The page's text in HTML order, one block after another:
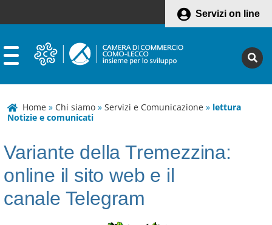
Servizi on line
Home » Chi siamo » Servizi e Comunicazione » lettura
Notizie e comunicati
Variante della Tremezzina:
online il sito web e il
canale Telegram